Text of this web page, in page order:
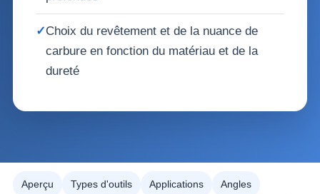
✓Choix du revêtement et de la nuance de
carbure en fonction du matériau et de la
dureté
Aperçu Types d'outils Applications Angles